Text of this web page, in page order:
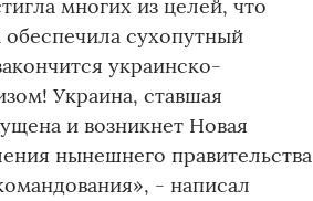
многих из целей, что
сухопутный
украинско-
Украина, ставшая
и возникнет Новая
нынешнего правительства
- написал